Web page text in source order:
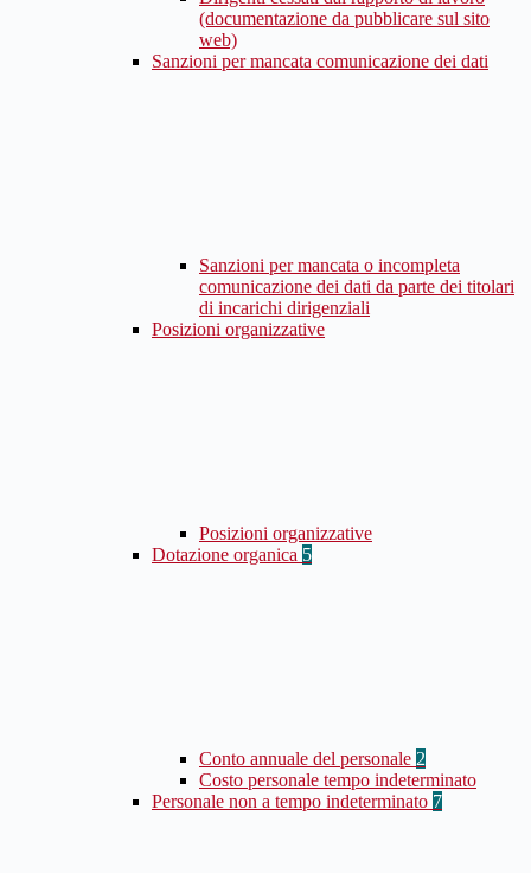
(documentazione da pubblicare sul sito
web)
Sanzioni per mancata comunicazione dei dati
Sanzioni per mancata o incompleta
comunicazione dei dati da parte dei titolari
di incarichi dirigenziali
Posizioni organizzative
Posizioni organizzative
Dotazione organica 5
Conto annuale del personale 2
Costo personale tempo indeterminato
Personale non a tempo indeterminato 7